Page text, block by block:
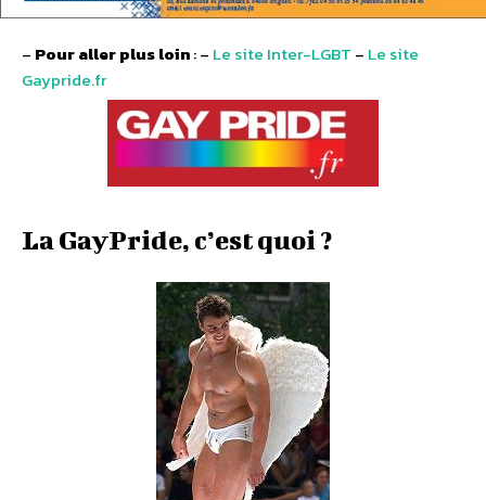
– Pour aller plus loin: – Le site Inter-LGBT – Le site
Gaypride.fr
La GayPride, c’est quoi ?